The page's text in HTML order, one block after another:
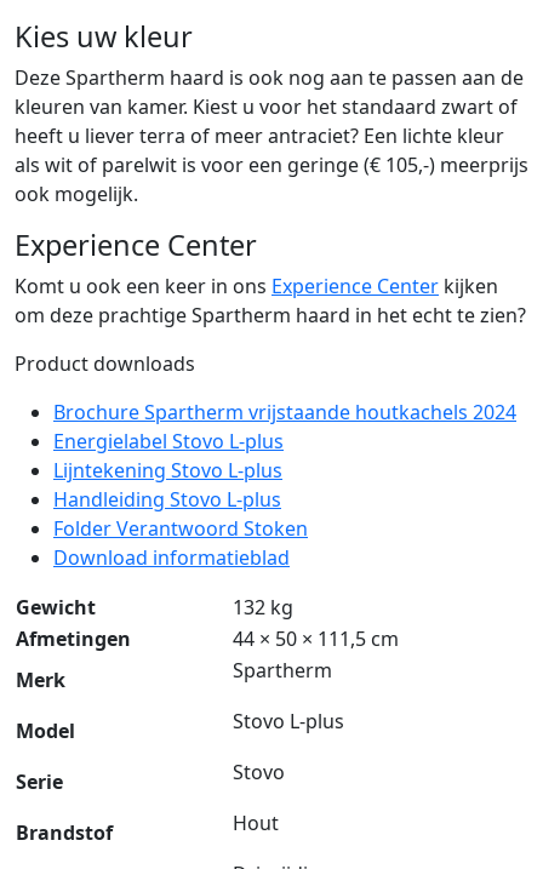
Kies uw kleur
Deze Spartherm haard is ook nog aan te passen aan de
kleuren van kamer. Kiest u voor het standaard zwart of
heeft u liever terra of meer antraciet? Een lichte kleur
als wit of parelwit is voor een geringe (€ 105,-) meerprijs
ook mogelijk.
Experience Center
Komt u ook een keer in ons Experience Center kijken
om deze prachtige Spartherm haard in het echt te zien?
Product downloads
Brochure Spartherm vrijstaande houtkachels 2024
Energielabel Stovo L-plus
Lijntekening Stovo L-plus
Handleiding Stovo L-plus
Folder Verantwoord Stoken
Download informatieblad
Gewicht
132 kg
Afmetingen
44 × 50 × 111,5 cm
Merk
Spartherm
Model Stovo L-plus
Serie Stovo
Brandstof
Hout